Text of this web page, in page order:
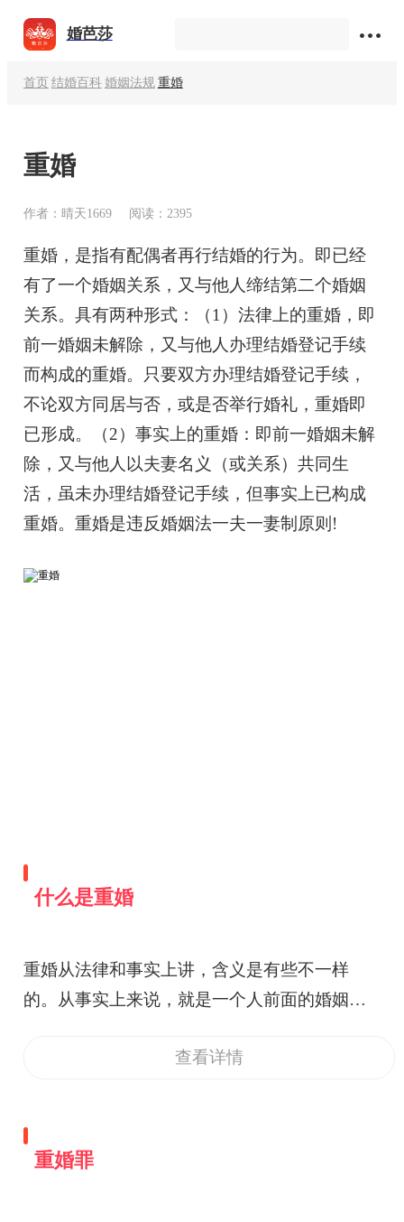
婚芭莎
首页结婚百科婚姻法规重婚
重婚
作者：晴天1669 阅读：2395
重婚，是指有配偶者再行结婚的行为。即已经
有了一个婚姻关系，又与他人缔结第二个婚姻
关系。具有两种形式：（1）法律上的重婚，即
前一婚姻未解除，又与他人办理结婚登记手续
而构成的重婚。只要双方办理结婚登记手续，
不论双方同居与否，或是否举行婚礼，重婚即
已形成。（2）事实上的重婚：即前一婚姻未解
除，又与他人以夫妻名义（或关系）共同生
活，虽未办理结婚登记手续，但事实上已构成
重婚。重婚是违反婚姻法一夫一妻制原则!
什么是重婚
重婚从法律和事实上讲，含义是有些不一样
的。从事实上来说，就是一个人前面的婚姻没
一起了。不管是否到民政局领结婚证，只要双
一方没有解除自己前一段缔结的婚姻关系，又
查看详情
重婚罪